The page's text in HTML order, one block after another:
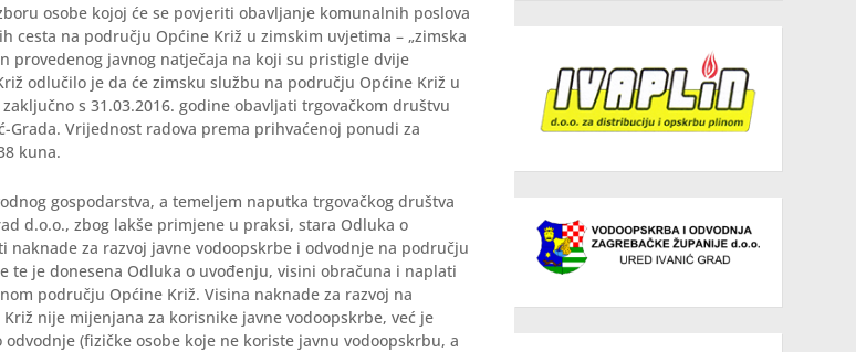
osobe kojoj će se povjeriti obavljanje komunalnih poslova
cesta na području Općine Križ u zimskim uvjetima – „zimska
provedenog javnog natječaja na koji su pristigle dvije
odlučilo je da će zimsku službu na području Općine Križ u
s 31.03.2016. godine obavljati trgovačkom društvu
Grada. Vrijednost radova prema prihvaćenoj ponudi za
kuna.
gospodarstva, a temeljem naputka trgovačkog društva
d.o.o., zbog lakše primjene u praksi, stara Odluka o
za razvoj javne vodoopskrbe i odvodnje na području
te je donesena Odluka o uvođenju, visini obračuna i naplati
području Općine Križ. Visina naknade za razvoj na
nije mijenjana za korisnike javne vodoopskrbe, već je
(fizičke osobe koje ne koriste javnu vodoopskrbu, a